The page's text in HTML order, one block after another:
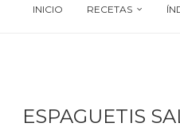
INICIO RECETAS
ESPAGUETIS